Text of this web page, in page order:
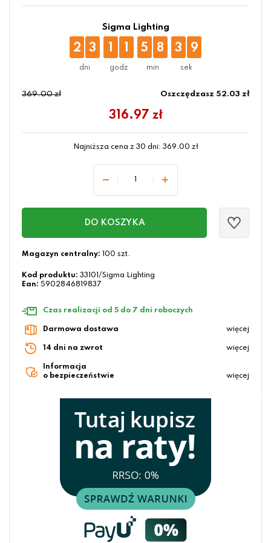
Sigma Lighting
2 3 1 1 5 8 3 9
369.00 zł Oszczędzasz 52.03 zł
316.97 zł
Najniższa cena z 30 dni: 369.00 zł
DO KOSZYKA
Magazyn centralny: 100 szt.
Kod produktu: 33101/Sigma Lighting
Ean: 5902846819837
Czas realizacji od 5 do 7 dni roboczych
Darmowa dostawa więcej
14 dni na zwrot więcej
Informacja
o bezpieczeństwie
więcej